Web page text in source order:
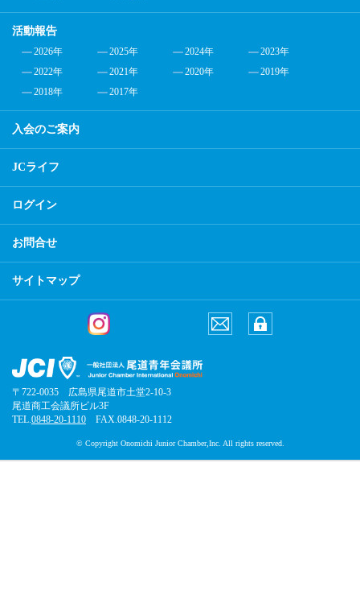
活動報告
2026年 2025年 2024年
2023年
2022年
2021年 2020年
2019年
2018年
2017年
入会のご案内
JCライフ
ログイン
お問合せ
サイトマップ
〒722-0035 広島県尾道市土堂2-10-3
尾道商工会議所ビル3F
TEL.0848-20-1110 FAX.0848-20-1112
© Copyright Onomichi Junior Chamber,Inc. All rights reserved.